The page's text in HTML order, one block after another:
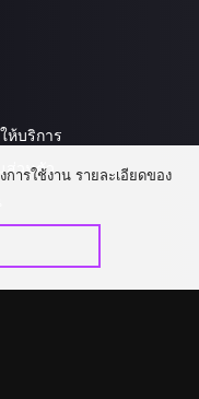
ห้บริการ
ส่วนตัว
การใช้งาน รายละเอียดของ